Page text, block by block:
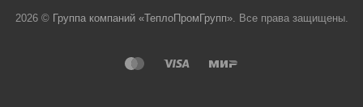
2026 © Группа компаний «ТеплоПромГрупп». Все права защищены.